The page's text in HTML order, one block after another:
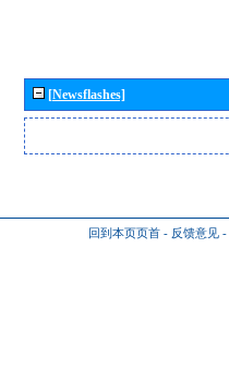
[Newsflashes]
回到本页页首 - 反馈意见 -